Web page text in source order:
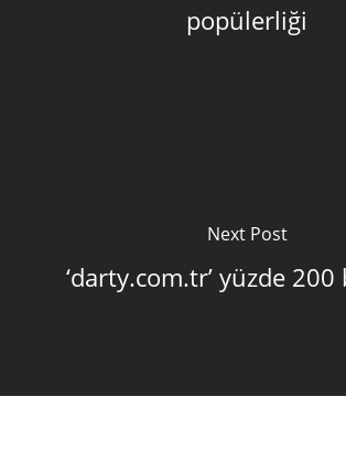
popülerliği
Next Post
‘darty.com.tr’ yüzde